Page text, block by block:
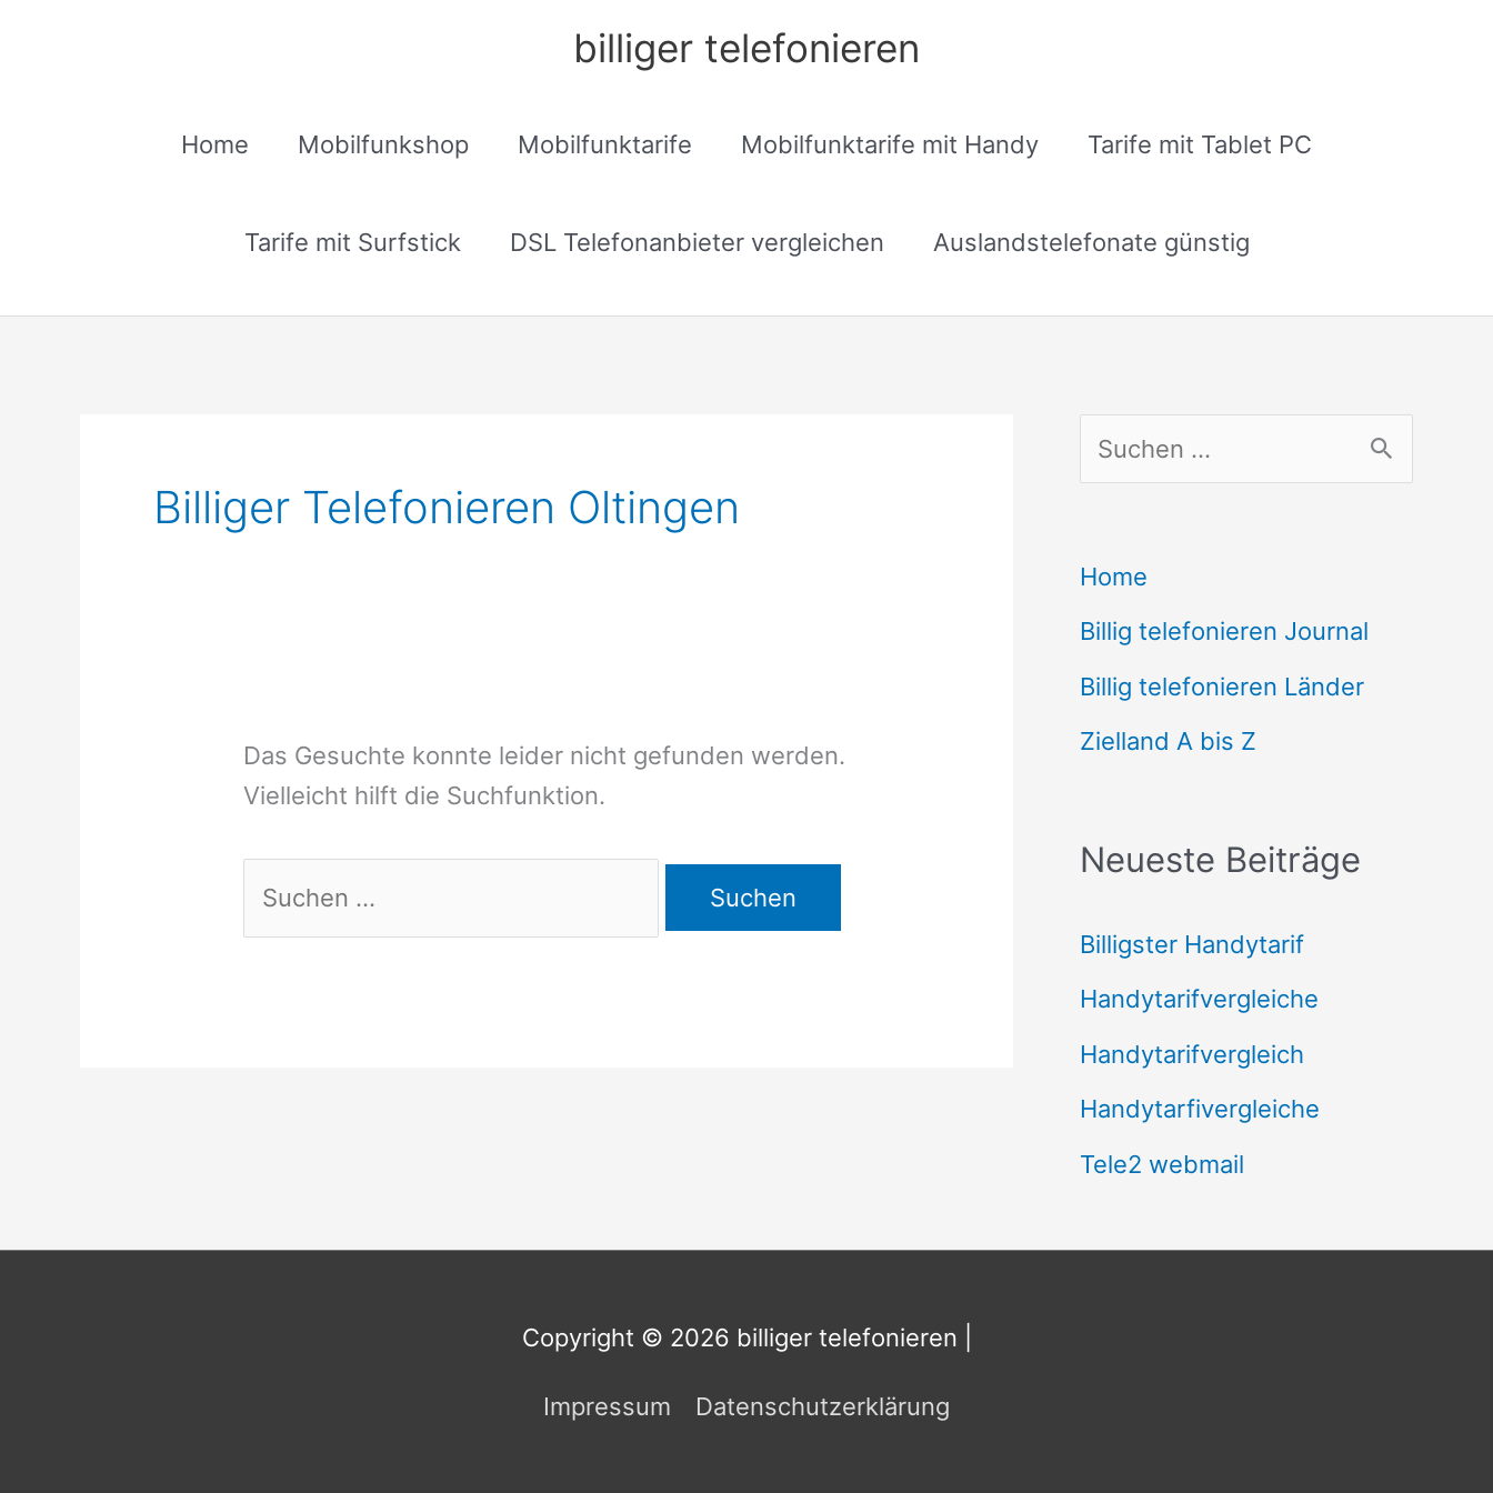
billiger telefonieren
Home Mobilfunkshop Mobilfunktarife Mobilfunktarife mit Handy Tarife mit Tablet PC
Tarife mit Surfstick DSL Telefonanbieter vergleichen Auslandstelefonate günstig
Billiger Telefonieren Oltingen
Das Gesuchte konnte leider nicht gefunden werden.
Vielleicht hilft die Suchfunktion.
nach:
u
h
e
n
n
h
Home
Billig telefonieren Journal
Billig telefonieren Länder
Zielland A bis Z
Neueste Beiträge
Billigster Handytarif
Handytarifvergleiche
Handytarifvergleich
Handytarfivergleiche
Tele2 webmail
Copyright © 2026 billiger telefonieren
Impressum Datenschutzerklärung